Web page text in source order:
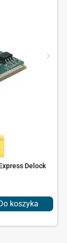
Delock
koszyka